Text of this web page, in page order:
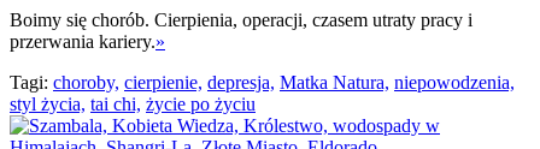
Boimy się chorób. Cierpienia, operacji, czasem utraty pracy i
przerwania kariery.»
Tagi: choroby, cierpienie, depresja, Matka Natura, niepowodzenia,
styl życia, tai chi, życie po życiu